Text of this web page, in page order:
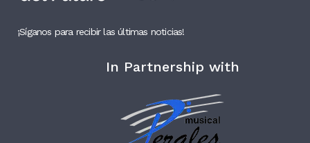
¡Síganos para recibir las últimas noticias!
In Partnership with